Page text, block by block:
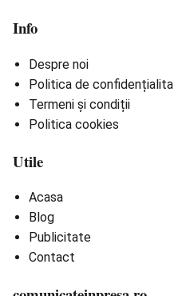
Info
Despre noi
Politica de
Termeni și condiții
Politica cookies
Utile
Acasa
Blog
Publicitate
Contact